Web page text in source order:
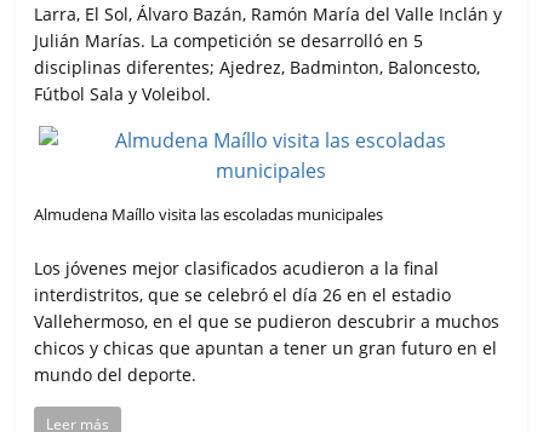
Larra, El Sol, Álvaro Bazán, Ramón María del Valle Inclán y
Julián Marías. La competición se desarrolló en 5
disciplinas diferentes; Ajedrez, Badminton, Baloncesto,
Fútbol Sala y Voleibol.
Almudena Maíllo visita las escoladas municipales
Los jóvenes mejor clasificados acudieron a la final
interdistritos, que se celebró el día 26 en el estadio
Vallehermoso, en el que se pudieron descubrir a muchos
chicos y chicas que apuntan a tener un gran futuro en el
mundo del deporte.
Leer más